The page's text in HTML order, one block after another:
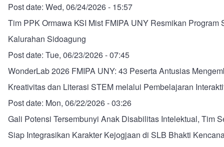
Post date: Wed, 06/24/2026 - 15:57
Tim PPK Ormawa KSI Mist FMIPA UNY Resmikan Program
Kalurahan Sidoagung
Post date: Tue, 06/23/2026 - 07:45
WonderLab 2026 FMIPA UNY: 43 Peserta Antusias
Kreativitas dan Literasi STEM melalui Pembelajaran
Post date: Mon, 06/22/2026 - 03:26
Gali Potensi Tersembunyi Anak Disabilitas Intelektual, Tim
Siap Integrasikan Karakter Kejogjaan di SLB Bhakti